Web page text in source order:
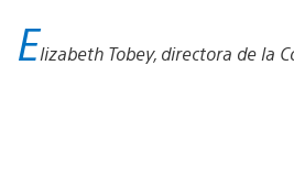
Elizabeth Tobey, directora de la